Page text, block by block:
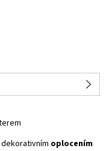
oplocením